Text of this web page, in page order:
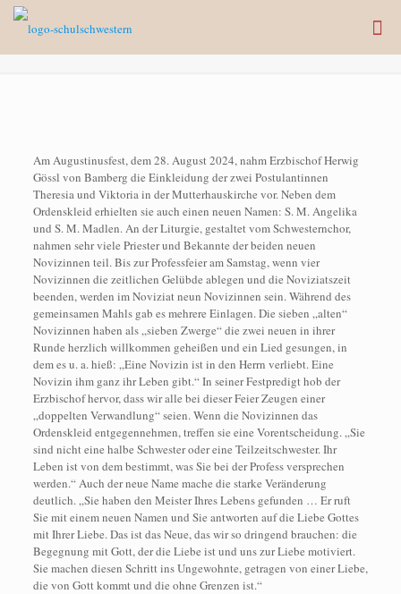
Am Augustinusfest, dem 28. August 2024, nahm Erzbischof Herwig
Gössl von Bamberg die Einkleidung der zwei Postulantinnen
Theresia und Viktoria in der Mutterhauskirche vor. Neben dem
Ordenskleid erhielten sie auch einen neuen Namen: S. M. Angelika
und S. M. Madlen. An der Liturgie, gestaltet vom Schwesternchor,
nahmen sehr viele Priester und Bekannte der beiden neuen
Novizinnen teil. Bis zur Professfeier am Samstag, wenn vier
Novizinnen die zeitlichen Gelübde ablegen und die Noviziatszeit
beenden, werden im Noviziat neun Novizinnen sein. Während des
gemeinsamen Mahls gab es mehrere Einlagen. Die sieben „alten“
Novizinnen haben als „sieben Zwerge“ die zwei neuen in ihrer
Runde herzlich willkommen geheißen und ein Lied gesungen, in
dem es u. a. hieß: „Eine Novizin ist in den Herrn verliebt. Eine
Novizin ihm ganz ihr Leben gibt.“ In seiner Festpredigt hob der
Erzbischof hervor, dass wir alle bei dieser Feier Zeugen einer
„doppelten Verwandlung“ seien. Wenn die Novizinnen das
Ordenskleid entgegennehmen, treffen sie eine Vorentscheidung. „Sie
sind nicht eine halbe Schwester oder eine Teilzeitschwester. Ihr
Leben ist von dem bestimmt, was Sie bei der Profess versprechen
werden.“ Auch der neue Name mache die starke Veränderung
deutlich. „Sie haben den Meister Ihres Lebens gefunden … Er ruft
Sie mit einem neuen Namen und Sie antworten auf die Liebe Gottes
mit Ihrer Liebe. Das ist das Neue, das wir so dringend brauchen: die
Begegnung mit Gott, der die Liebe ist und uns zur Liebe motiviert.
Sie machen diesen Schritt ins Ungewohnte, getragen von einer Liebe,
die von Gott kommt und die ohne Grenzen ist.“